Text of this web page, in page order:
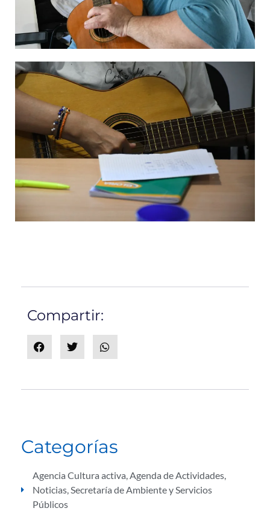
Compartir:
Categorías
Agencia Cultura activa,Agenda de Actividades,
Noticias,Secretaría de Ambiente y Servicios
Públicos